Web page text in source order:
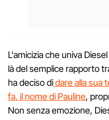
L'amicizia che univa
là del semplice rapporto
ha deciso didare alla sua
fa, il nome di Pauline,
Non senza emozione,